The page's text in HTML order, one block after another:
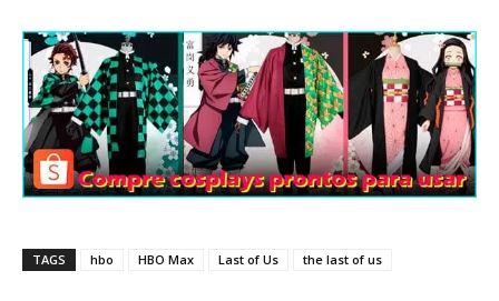
TAGS hbo HBO Max Last of Us the last of us